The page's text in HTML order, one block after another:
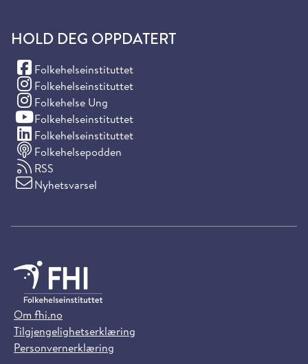
HOLD DEG OPPDATERT
Folkehelseinstituttet
(Facebook)
Folkehelseinstituttet
(Instagram)
Folkehelse Ung
(Instagram)
Folkehelseinstituttet
(YouTube)
Folkehelseinstituttet
(LinkedIn)
Folkehelsepodden
RSS
Nyhetsvarsel
Om fhi.no
Tilgjengelighetserklæring
Personvernerklæring